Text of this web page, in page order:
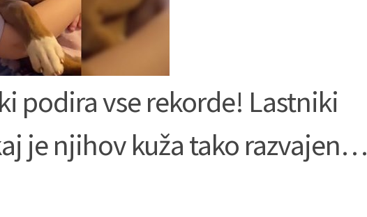
podira vse rekorde! Lastniki
je njihov kuža tako razvajen…